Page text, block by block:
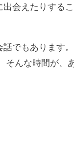
会えたりするこ
話でもあります
んな時間が、